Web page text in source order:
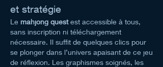
et stratégie
Le mahjong quest est accessible à tous,
sans inscription ni téléchargement
nécessaire. Il suffit de quelques clics pour
se plonger dans l’univers apaisant de ce jeu
de réflexion. Les graphismes soignés, les